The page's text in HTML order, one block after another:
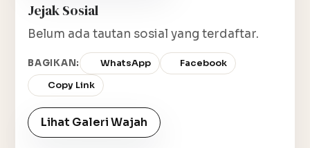
Jejak Sosial
Belum ada tautan sosial yang terdaftar.
BAGIKAN: WhatsApp
Facebook
Copy Link
Lihat Galeri Wajah